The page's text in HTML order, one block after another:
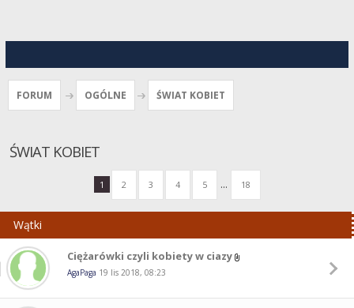
FORUM OGÓLNE ŚWIAT KOBIET
ŚWIAT KOBIET
1 2 3 4 5 ... 18
Wątki
Ciężarówki czyli kobiety w ciazy
AgaPaga 19 lis 2018, 08:23